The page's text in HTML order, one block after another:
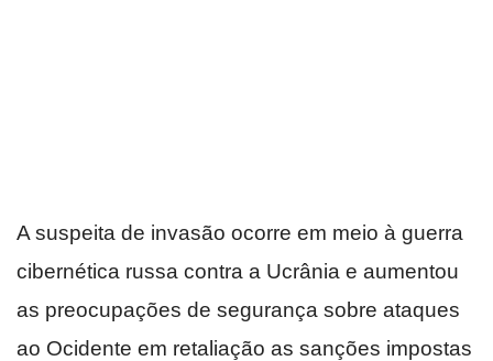
A suspeita de invasão ocorre em meio à guerra
cibernética russa contra a Ucrânia e aumentou
as preocupações de segurança sobre ataques
ao Ocidente em retaliação as sanções impostas